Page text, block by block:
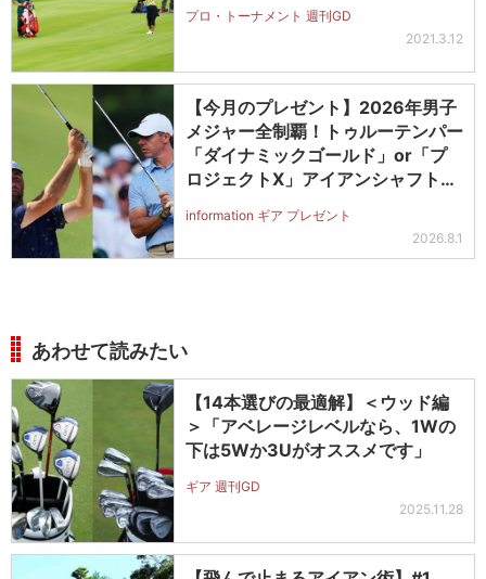
プロ・トーナメント 週刊GD
2021.3.12
【今月のプレゼント】2026年男子
メジャー全制覇！トゥルーテンパー
「ダイナミックゴールド」or「プ
ロジェクトX」アイアンシャフト
ットを抽選で2名に！
information ギア プレゼント
2026.8.1
あわせて読みたい
【14本選びの最適解】＜ウッド編
＞「アベレージレベルなら、1Wの
下は5Wか3Uがオススメです」
ギア 週刊GD
2025.11.28